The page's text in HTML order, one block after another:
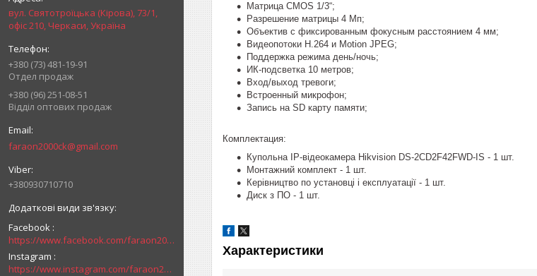
вул. Святотроїцька (Кірова), 73/1,
офіс 210, Черкаси, Україна
+380 (73) 481-19-91
Отдел продаж
+380 (96) 251-08-51
Відділ оптових продаж
faraon2000ck@gmail.com
+380930710710
Facebook
https://www.facebook.com/faraon2000ck/
Instagram
https://www.instagram.com/faraon2000com/
Матрица CMOS 1/3“;
Разрешение матрицы 4 Мп;
Объектив с фиксированным фокусным расстоянием 4 мм;
Видеопотоки H.264 и Motion JPEG;
Поддержка режима день/ночь;
ИК-подсветка 10 метров;
Вход/выход тревоги;
Встроенный микрофон;
Запись на SD карту памяти;
Комплектация:
Купольна IP-відеокамера Hikvision DS-2CD2F42FWD-IS - 1 шт.
Монтажний комплект - 1 шт.
Керівництво по установці і експлуатації - 1 шт.
Диск з ПО - 1 шт.
Характеристики